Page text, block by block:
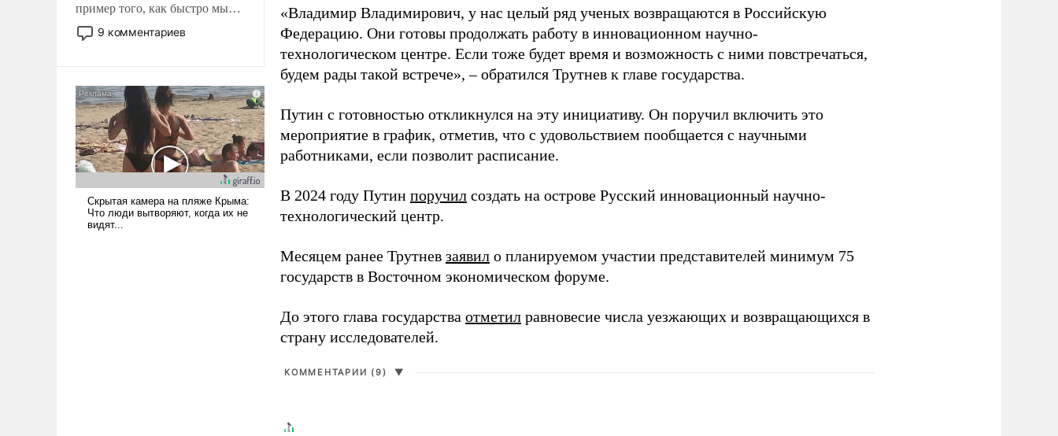
пример того, как быстро мы
двигаемся по пути
революционных изменений.
псевдонаучной фантастики,
стало всерьез обсуждаемой
идеей.
9 комментариев
«Владимир Владимирович, у нас целый ряд ученых возвращаются в Российскую
Федерацию. Они готовы продолжать работу в инновационном научно-
технологическом центре. Если тоже будет время и возможность с ними повстречаться,
будем рады такой встрече», – обратился Трутнев к главе государства.
Путин с готовностью откликнулся на эту инициативу. Он поручил включить это
мероприятие в график, отметив, что с удовольствием пообщается с научными
работниками, если позволит расписание.
В 2024 году Путин поручил создать на острове Русский инновационный научно-
технологический центр.
Месяцем ранее Трутнев заявил о планируемом участии представителей минимум 75
государств в Восточном экономическом форуме.
До этого глава государства отметил равновесие числа уезжающих и возвращающихся в
страну исследователей.
КОММЕНТАРИИ (9) ▼